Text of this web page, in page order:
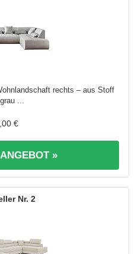
rechts – aus Stoff
...
€
»
2